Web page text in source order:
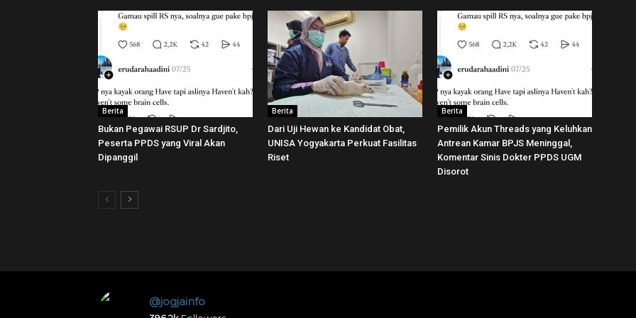
Berita
Bukan Pegawai RSUP Dr Sardjito,
Peserta PPDS yang Viral Akan
Dipanggil
Berita
Dari Uji Hewan ke Kandidat Obat,
UNISA Yogyakarta Perkuat Fasilitas
Riset
Berita
Pemilik Akun Threads yang Keluhkan
Antrean Kamar BPJS Meninggal,
Komentar Sinis Dokter PPDS UGM
Disorot
@jogjainfo